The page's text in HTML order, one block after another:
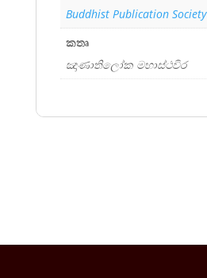
Buddhist Publication Society
කතෘ
ඤාණාතිලෝක මහාස්ථවිර